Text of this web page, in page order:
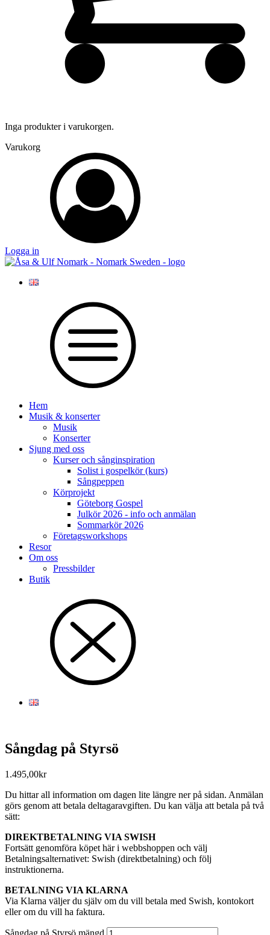
Inga produkter i varukorgen.
Varukorg
Logga in
Hem
Musik & konserter
Musik
Konserter
Sjung med oss
Kurser och sånginspiration
Solist i gospelkör (kurs)
Sångpeppen
Körprojekt
Göteborg Gospel
Julkör 2026 - info och anmälan
Sommarkör 2026
Företagsworkshops
Resor
Om oss
Pressbilder
Butik
Sångdag på Styrsö
1.495,00kr
Du hittar all information om dagen lite längre ner på sidan. Anmälan
görs genom att betala deltagaravgiften. Du kan välja att betala på två
sätt:
DIREKTBETALNING VIA SWISH
Fortsätt genomföra köpet här i webbshoppen och välj
Betalningsalternativet: Swish (direktbetalning) och följ
instruktionerna.
BETALNING VIA KLARNA
Via Klarna väljer du själv om du vill betala med Swish, kontokort
eller om du vill ha faktura.
Sångdag på Styrsö mängd